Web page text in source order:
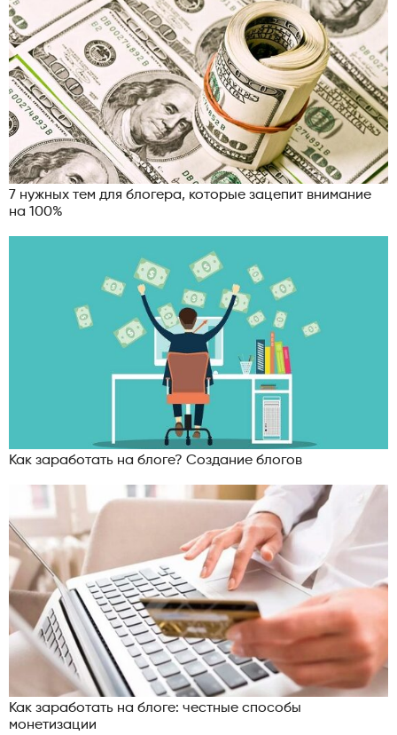
7 нужных тем для блогера, которые зацепит внимание
на 100%
Как заработать на блоге? Создание блогов
Как заработать на блоге: честные способы
монетизации